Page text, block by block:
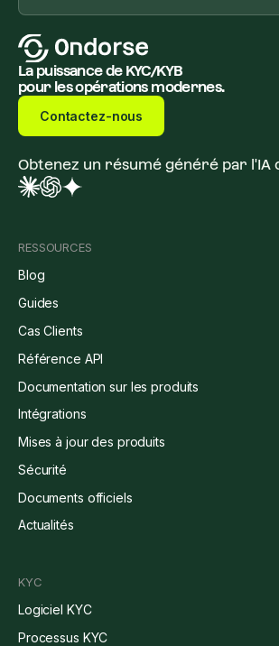
La puissance de KYC/KYB
pour les opérations modernes.
Contactez-nous
Obtenez un résumé généré par l'IA
RESSOURCES
Blog
Guides
Cas Clients
Référence API
Documentation sur les produits
Intégrations
Mises à jour des produits
Sécurité
Documents officiels
Actualités
KYC
Logiciel KYC
Processus KYC